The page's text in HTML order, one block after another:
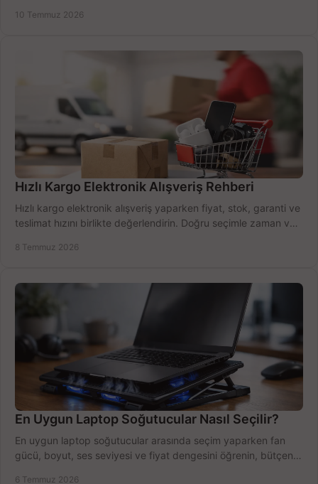
10 Temmuz 2026
Hızlı Kargo Elektronik Alışveriş Rehberi
Hızlı kargo elektronik alışveriş yaparken fiyat, stok, garanti ve
teslimat hızını birlikte değerlendirin. Doğru seçimle zaman ve
8 Temmuz 2026
En Uygun Laptop Soğutucular Nasıl Seçilir?
En uygun laptop soğutucular arasında seçim yaparken fan
gücü, boyut, ses seviyesi ve fiyat dengesini öğrenin, bütçenizi
6 Temmuz 2026